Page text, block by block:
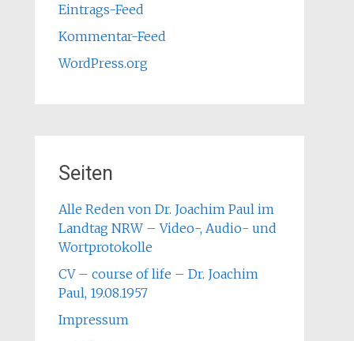
Eintrags-Feed
Kommentar-Feed
WordPress.org
Seiten
Alle Reden von Dr. Joachim Paul im
Landtag NRW – Video-, Audio- und
Wortprotokolle
CV – course of life – Dr. Joachim
Paul, 19.08.1957
Impressum